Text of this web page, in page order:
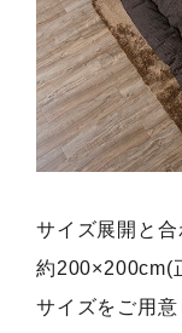
サイズ展開と
約200×200cm(
サイズをご用意